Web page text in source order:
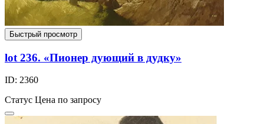
Быстрый просмотр
lot 236. «Пионер дующий в дудку»
ID: 2360
Статус Цена по запросу